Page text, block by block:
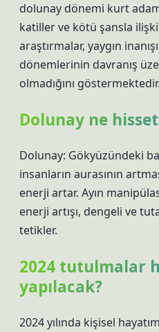
dolunay dönemi kurt
katiller ve kötü şansla
araştırmalar, yaygın
dönemlerinin davranış
olmadığını göstermektedir.
Dolunay ne
Dolunay: Gökyüzündeki
insanların aurasının
enerji artar. Ayın
enerji artışı, dengeli ve
tetikler.
2024 tutulmalar
yapılacak?
2024 yılında kişisel